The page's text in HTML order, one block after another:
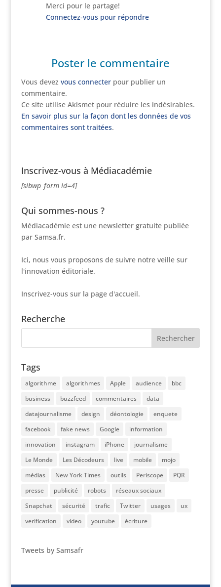
Merci pour le partage!
Connectez-vous pour répondre
Poster le commentaire
Vous devez vous connecterpour publier un
commentaire.
Ce site utilise Akismet pour réduire les indésirables.
En savoir plus sur la façon dont les données de vos
commentaires sont traitées.
Inscrivez-vous à Médiacadémie
[sibwp_form id=4]
Qui sommes-nous ?
Médiacadémie est une newsletter gratuite publiée
par Samsa.fr.
Ici, nous vous proposons de suivre notre veille sur
l'innovation éditoriale.
Inscrivez-vous sur la page d'accueil.
Recherche
Tags
algorithme algorithmes Apple audience
bbc
business
buzzfeed commentaires
data
datajournalisme
design déontologie
enquete
facebook
fake news Google
information
innovation
instagram iPhone
journalisme
Le Monde
Les Décodeurs live mobile
mojo
médias
New York Times outils Periscope
PQR
presse
publicité robots
réseaux sociaux
Snapchat
sécurité trafic Twitter usages
ux
verification
video youtube écriture
Tweets by Samsafr